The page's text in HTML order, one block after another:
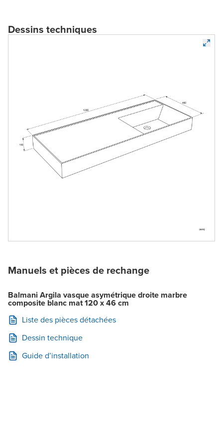
Dessins techniques
Manuels et pièces de rechange
Balmani Argila vasque asymétrique droite marbre
composite blanc mat 120 x 46 cm
Liste des pièces détachées
Dessin technique
Guide d’installation